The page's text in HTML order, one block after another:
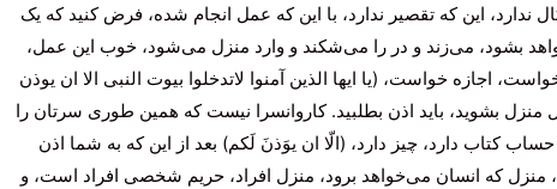
این که تقصیر ندارد، با این که عمل انجام شده، فرض کنید که یک
بشود، می‌زند و در را می‌شکند و وارد منزل می‌شود، خوب این عمل،
اجازه خواست، (یا ایها الذین آمنوا لاتدخلوا بیوت النبی الا ان یوذن
بشوید، باید اذن بطلبید. کاروانسرا نیست که همین طوری سرتان را
حساب کتاب دارد، چیز دارد، (الّا ان یوَذنَ لَکم) بعد از این که به شما اذن
منزل که انسان می‌خواهد برود، منزل افراد، حریم شخصی افراد است، و